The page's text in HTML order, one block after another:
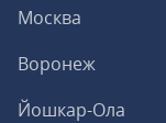
Москва
Воронеж
Йошкар-Ола